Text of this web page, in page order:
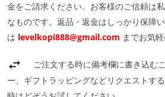
金をご請求ください。お客様のご信頼は
なものです。返品・返金はしっかり保障
は levelkopi888@gmail.com までお気
ご注文する時に備考欄に書き込む
ー、ギフトラッピングなどリクエストす